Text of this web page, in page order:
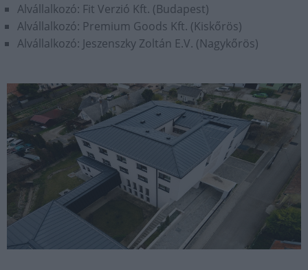
Alvállalkozó: Fit Verzió Kft. (Budapest)
Alvállalkozó: Premium Goods Kft. (Kiskőrös)
Alvállalkozó: Jeszenszky Zoltán E.V. (Nagykőrös)